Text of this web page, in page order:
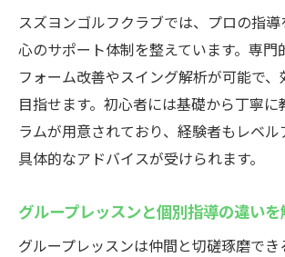
スズヨンゴルフクラブでは、プロの指
心のサポート体制を整えています。専門
フォーム改善やスイング解析が可能で、
目指せます。初心者には基礎から丁寧に
ラムが用意されており、経験者もレベ
具体的なアドバイスが受けられます。
グループレッスンと個別指導の違い
グループレッスンは仲間と切磋琢磨でき